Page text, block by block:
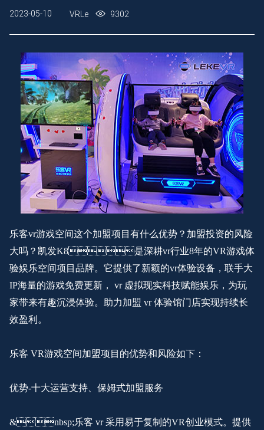
2023-05-10 VRLe 9302
乐客vr游戏空间这个加盟项目有什么优势？加盟投资的风险
大吗？凯发K8是深耕vr行业8年的VR游戏体
验娱乐空间项目品牌。它提供了新颖的vr体验设备，联手大
IP海量的游戏免费更新， vr 虚拟现实科技赋能娱乐，为玩
家带来有趣沉浸体验。助力加盟 vr 体验馆门店实现持续长
效盈利。
乐客 VR游戏空间加盟项目的优势和风险如下：
优势-十大运营支持、保姆式加盟服务
&nbsp;乐客 vr 采用易于复制的VR创业模式。提供